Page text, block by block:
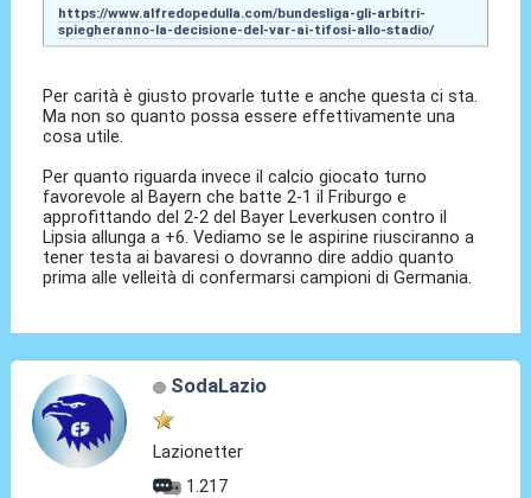
https://www.alfredopedulla.com/bundesliga-gli-arbitri-
spiegheranno-la-decisione-del-var-ai-tifosi-allo-stadio/
Per carità è giusto provarle tutte e anche questa ci sta.
Ma non so quanto possa essere effettivamente una
cosa utile.
Per quanto riguarda invece il calcio giocato turno
favorevole al Bayern che batte 2-1 il Friburgo e
approfittando del 2-2 del Bayer Leverkusen contro il
Lipsia allunga a +6. Vediamo se le aspirine riusciranno a
tener testa ai bavaresi o dovranno dire addio quanto
prima alle velleità di confermarsi campioni di Germania.
SodaLazio
Lazionetter
1.217